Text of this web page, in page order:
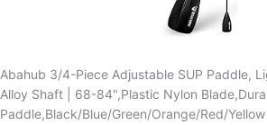
Abahub 3/4-Piece Adjustable SUP Paddle,
Alloy Shaft | 68-84",Plastic Nylon
Paddle,Black/Blue/Green/Orange/Red/Yellow